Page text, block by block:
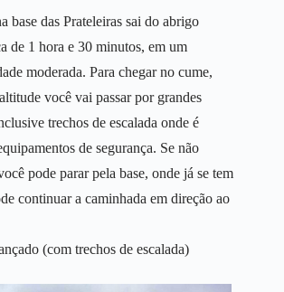
base das Prateleiras sai do abrigo
de 1 hora e 30 minutos, em um
moderada. Para chegar no cume,
você vai passar por grandes
trechos de escalada onde é
de segurança. Se não
pode parar pela base, onde já se tem
continuar a caminhada em direção ao
(com trechos de escalada)